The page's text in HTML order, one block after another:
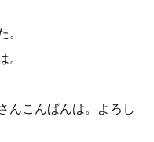
んこんばんは。よろし